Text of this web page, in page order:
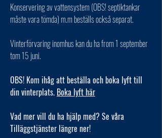
Konservering av vattensystem (OBS! septiktankar
måste vara tömda) m.m beställs också separat.
Vinterförvaring inomhus kan du ha from 1 september
tom 15 juni.
OBS! Kom ihåg att beställa och boka lyft till
din vinterplats. Boka lyft här
Vad mer vill du ha hjälp med? Se våra
Tilläggstjänster längre ner!